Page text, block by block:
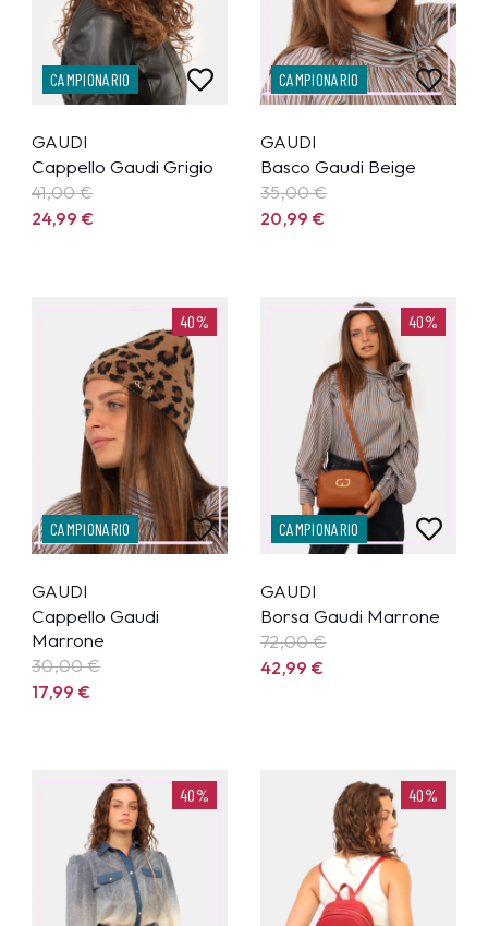
CAMPIONARIO
GAUDI
Cappello Gaudi Grigio
41,00 €
24,99€
CAMPIONARIO
GAUDI
Basco Gaudi Beige
35,00 €
20,99€
40%
CAMPIONARIO
GAUDI
Cappello Gaudi
Marrone
30,00 €
17,99€
40%
CAMPIONARIO
GAUDI
Borsa Gaudi Marrone
72,00 €
42,99€
40% 40%